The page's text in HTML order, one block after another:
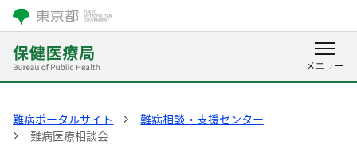
難病ポータルサイト
難病相談・支援センター
難病医療相談会